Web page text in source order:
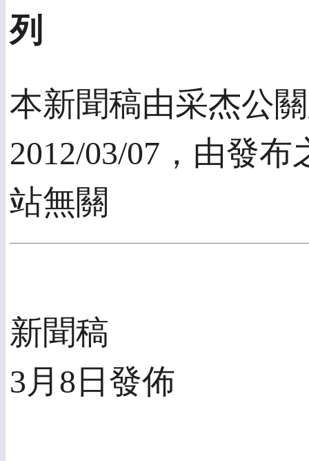
列
本新聞稿由采杰公
2012/03/07，由發
站無關
新聞稿
3月8日發佈